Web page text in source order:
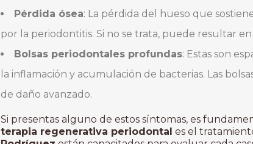
Pérdida ósea: La pérdida del hueso que
por la periodontitis. Si no se trata, puede resultar
Bolsas periodontales profundas: Estas son
la inflamación y acumulación de bacterias. Las
de daño avanzado.
Si presentas alguno de estos síntomas, es
terapia regenerativa periodontal es el